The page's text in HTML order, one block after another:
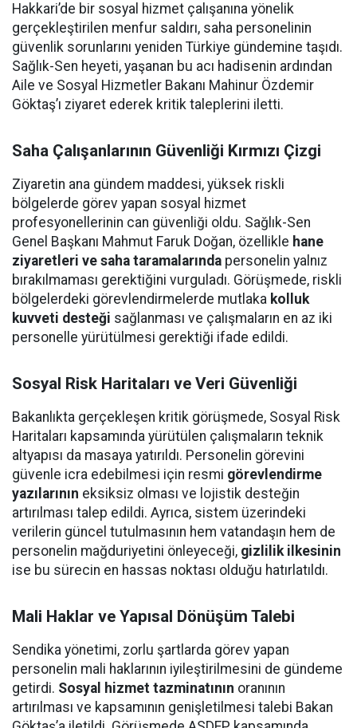
Hakkari’de bir sosyal hizmet çalışanına yönelik
gerçekleştirilen menfur saldırı, saha personelinin
güvenlik sorunlarını yeniden Türkiye gündemine taşıdı.
Sağlık-Sen heyeti, yaşanan bu acı hadisenin ardından
Aile ve Sosyal Hizmetler Bakanı Mahinur Özdemir
Göktaş’ı ziyaret ederek kritik taleplerini iletti.
Saha Çalışanlarının Güvenliği Kırmızı Çizgi
Ziyaretin ana gündem maddesi, yüksek riskli
bölgelerde görev yapan sosyal hizmet
profesyonellerinin can güvenliği oldu. Sağlık-Sen
Genel Başkanı Mahmut Faruk Doğan, özellikle hane
ziyaretleri ve saha taramalarında personelin yalnız
bırakılmaması gerektiğini vurguladı. Görüşmede, riskli
bölgelerdeki görevlendirmelerde mutlaka kolluk
kuvveti desteği sağlanması ve çalışmaların en az iki
personelle yürütülmesi gerektiği ifade edildi.
Sosyal Risk Haritaları ve Veri Güvenliği
Bakanlıkta gerçekleşen kritik görüşmede, Sosyal Risk
Haritaları kapsamında yürütülen çalışmaların teknik
altyapısı da masaya yatırıldı. Personelin görevini
güvenle icra edebilmesi için resmi görevlendirme
yazılarının eksiksiz olması ve lojistik desteğin
artırılması talep edildi. Ayrıca, sistem üzerindeki
verilerin güncel tutulmasının hem vatandaşın hem de
personelin mağduriyetini önleyeceği, gizlilik ilkesinin
ise bu sürecin en hassas noktası olduğu hatırlatıldı.
Mali Haklar ve Yapısal Dönüşüm Talebi
Sendika yönetimi, zorlu şartlarda görev yapan
personelin mali haklarının iyileştirilmesini de gündeme
getirdi. Sosyal hizmet tazminatının oranının
artırılması ve kapsamının genişletilmesi talebi Bakan